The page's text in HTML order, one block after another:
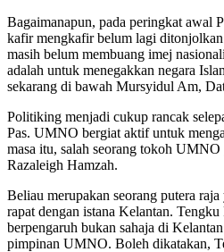
Bagaimanapun, pada peringkat awal
kafir mengkafir belum lagi
masih belum membuang imej
adalah untuk menegakkan negara
sekarang di bawah Mursyidul Am,
Politiking menjadi cukup rancak
Pas. UMNO bergiat aktif untuk
masa itu, salah seorang tokoh
Razaleigh Hamzah.
Beliau merupakan seorang putera
rapat dengan istana Kelantan.
berpengaruh bukan sahaja di
pimpinan UMNO. Boleh dikatakan,